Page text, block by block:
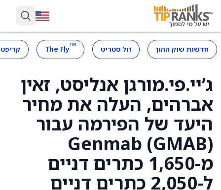
חדשות שוק ההון וול סטריט ™
The Fly
ג’יי.פי.מורגן אנליסט, זאין
אברהים, העלה את מחיר
היעד של הפירמה עבור
Genmab (GMAB)
מ-1,650 כתרים דניים
ל-2,050 כתרים דניים